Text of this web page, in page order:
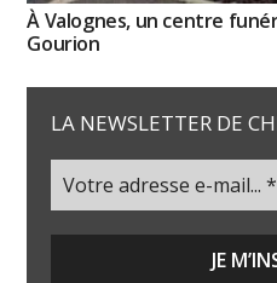
À Valognes, un centre
Gourion
LA NEWSLETTER DE